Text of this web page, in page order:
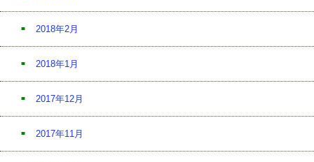
2018年2月
2018年1月
2017年12月
2017年11月